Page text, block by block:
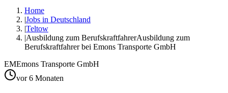
Home
|Jobs in Deutschland
|Teltow
|Ausbildung zum BerufskraftfahrerAusbildung zum
Berufskraftfahrer bei Emons Transporte GmbH
EMEmons Transporte GmbH
vor 6 Monaten